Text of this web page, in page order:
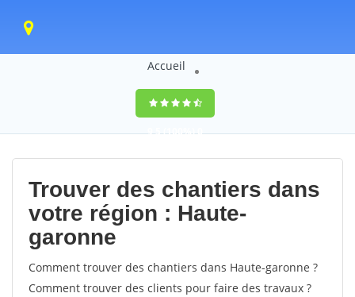
Accueil
9,5(100%)0
votes
Trouver des chantiers dans
votre région : Haute-
garonne
Comment trouver des chantiers dans Haute-garonne ?
Comment trouver des clients pour faire des travaux ?